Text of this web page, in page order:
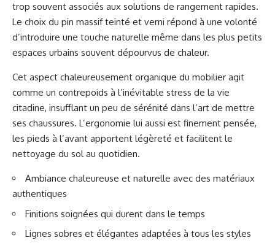
trop souvent associés aux solutions de rangement rapides.
Le choix du pin massif teinté et verni répond à une volonté
d’introduire une touche naturelle même dans les plus petits
espaces urbains souvent dépourvus de chaleur.
Cet aspect chaleureusement organique du mobilier agit
comme un contrepoids à l’inévitable stress de la vie
citadine, insufflant un peu de sérénité dans l’art de mettre
ses chaussures. L’ergonomie lui aussi est finement pensée,
les pieds à l’avant apportent légèreté et facilitent le
nettoyage du sol au quotidien.
Ambiance chaleureuse et naturelle avec des matériaux
authentiques
Finitions soignées qui durent dans le temps
Lignes sobres et élégantes adaptées à tous les styles